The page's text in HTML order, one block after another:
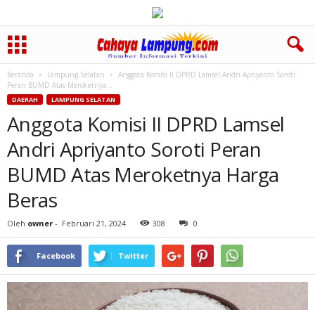
Beranda Lampung Selatan
Anggota Komisi II DPRD Lamsel Andri Apriyanto Soroti
Peran BUMD Atas Meroketnya...
DAERAH LAMPUNG SELATAN
Anggota Komisi II DPRD Lamsel
Andri Apriyanto Soroti Peran
BUMD Atas Meroketnya Harga
Beras
Oleh owner - Februari 21, 2024 308 0
Facebook Twitter